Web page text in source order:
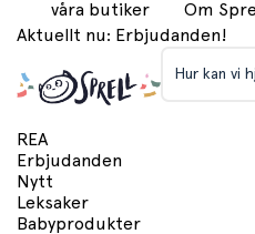
våra butiker Om
Aktuellt nu: Erbjudanden!
Hur kan vi
REA
Erbjudanden
Nytt
Leksaker
Babyprodukter